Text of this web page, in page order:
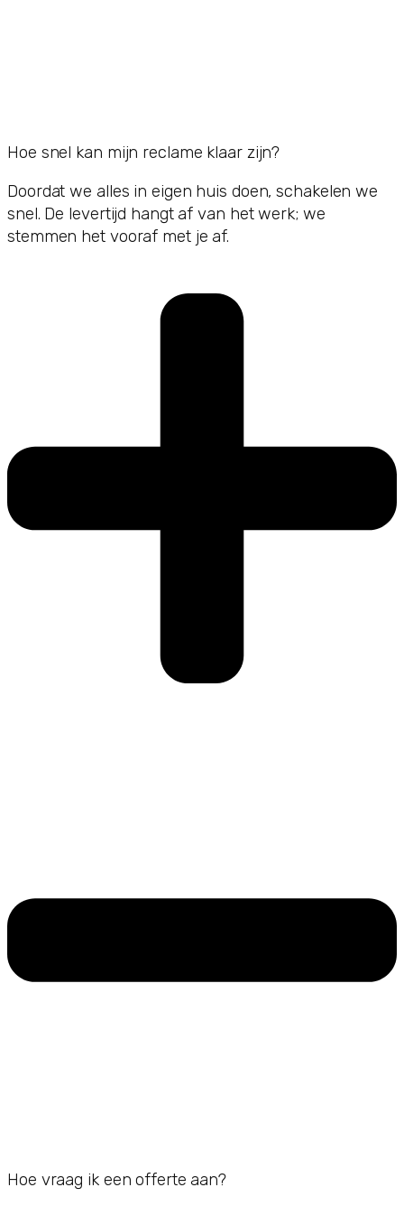
Hoe snel kan mijn reclame klaar zijn?
Doordat we alles in eigen huis doen, schakelen we
snel. De levertijd hangt af van het werk; we
stemmen het vooraf met je af.
Hoe vraag ik een offerte aan?